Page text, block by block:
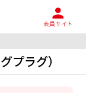
会員サイト
プラグ）